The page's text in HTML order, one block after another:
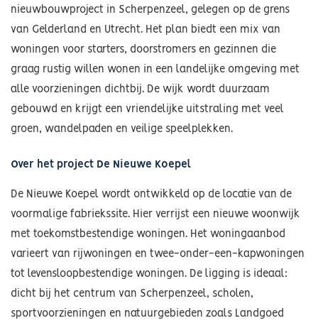
nieuwbouwproject in Scherpenzeel, gelegen op de grens
van Gelderland en Utrecht. Het plan biedt een mix van
woningen voor starters, doorstromers en gezinnen die
graag rustig willen wonen in een landelijke omgeving met
alle voorzieningen dichtbij. De wijk wordt duurzaam
gebouwd en krijgt een vriendelijke uitstraling met veel
groen, wandelpaden en veilige speelplekken.
Over het project De Nieuwe Koepel
De Nieuwe Koepel wordt ontwikkeld op de locatie van de
voormalige fabriekssite. Hier verrijst een nieuwe woonwijk
met toekomstbestendige woningen. Het woningaanbod
varieert van rijwoningen en twee-onder-een-kapwoningen
tot levensloopbestendige woningen. De ligging is ideaal:
dicht bij het centrum van Scherpenzeel, scholen,
sportvoorzieningen en natuurgebieden zoals Landgoed